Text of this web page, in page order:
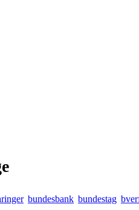
bundesbank bundestag